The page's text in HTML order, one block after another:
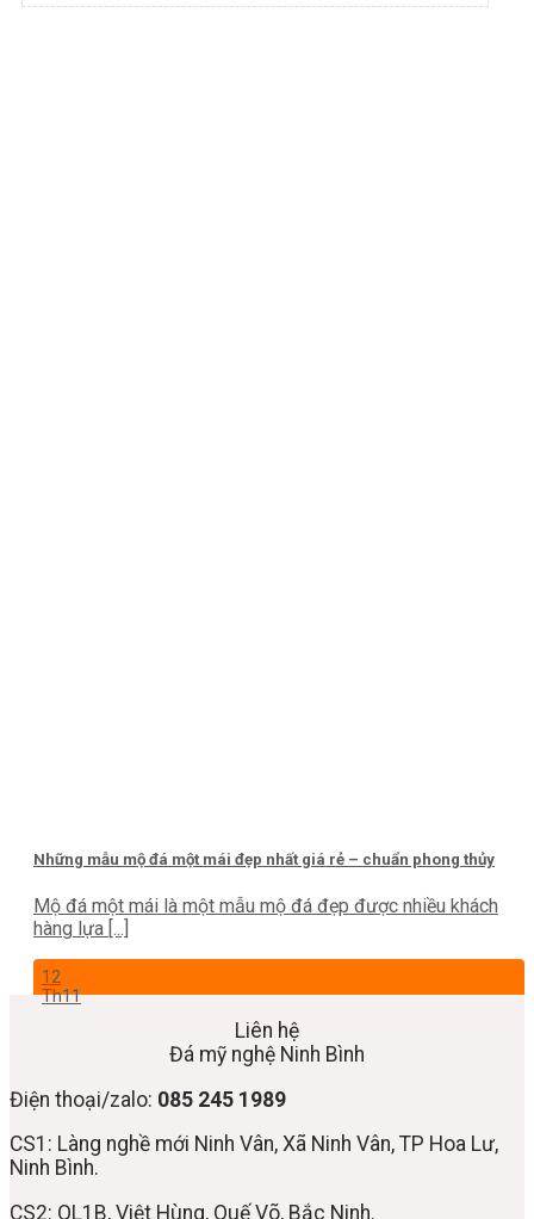
Những mẫu mộ đá một mái đẹp nhất giá rẻ – chuẩn phong thủy
Mộ đá một mái là một mẫu mộ đá đẹp được nhiều khách
hàng lựa [...]
12
Th11
Liên hệ
Đá mỹ nghệ Ninh Bình
Điện thoại/zalo: 085 245 1989
CS1: Làng nghề mới Ninh Vân, Xã Ninh Vân, TP Hoa Lư,
Ninh Bình.
CS2: QL1B, Việt Hùng, Quế Võ, Bắc Ninh.